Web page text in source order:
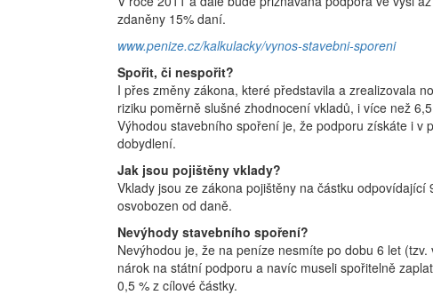
zdaněny 15% daní.
www.penize.cz/kalkulacky/vynos-stavebni-sporeni
Spořit, či nespořit?
I přes změny zákona, které představila a zrealizovala
riziku poměrně slušné zhodnocení vkladů, i více než
Výhodou stavebního spoření je, že podporu získáte i
dobydlení.
Jak jsou pojištěny vklady?
Vklady jsou ze zákona pojištěny na částku
osvobozen od daně.
Nevýhody stavebního spoření?
Nevýhodou je, že na peníze nesmíte po dobu 6 let
nárok na státní podporu a navíc museli spořitelně
0,5 % z cílové částky.